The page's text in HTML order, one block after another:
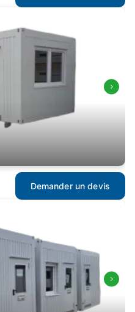
Demander un devis